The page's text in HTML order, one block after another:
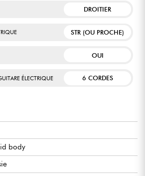
DROITIER
STR (OU PROCHE)
OUI
ÉLECTRIQUE 6 CORDES
body